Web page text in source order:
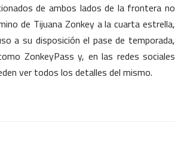
de ambos lados de la frontera no
de Tijuana Zonkey a la cuarta estrella,
a su disposición el pase de temporada,
ZonkeyPass y, en las redes sociales
ver todos los detalles del mismo.